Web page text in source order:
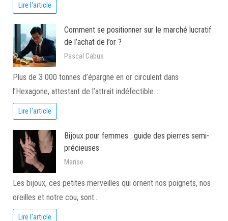
Lire l'article
Comment se positionner sur le marché lucratif
de l’achat de l’or ?
Pascal Cabus
Plus de 3 000 tonnes d’épargne en or circulent dans
l’Hexagone, attestant de l’attrait indéfectible…
Lire l'article
Bijoux pour femmes : guide des pierres semi-
précieuses
Marise
Les bijoux, ces petites merveilles qui ornent nos poignets, nos
oreilles et notre cou, sont…
Lire l'article